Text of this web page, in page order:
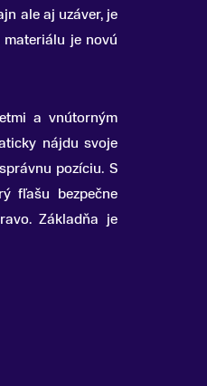
ale aj uzáver, je
materiálu je novú
a vnútorným
nájdu svoje
pozíciu. S
fľašu bezpečne
Základňa je